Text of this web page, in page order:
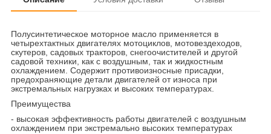
Полусинтетическое моторное масло применяется в
четырехтактных двигателях мотоциклов, мотовездеходов,
скутеров, садовых тракторов, снегоочистителей и другой
садовой техники, как с воздушным, так и жидкостным
охлаждением. Содержит противоизносные присадки,
предохраняющие детали двигателей от износа при
экстремальных нагрузках и высоких температурах.
Преимущества
- высокая эффективность работы двигателей с воздушным
охлаждением при экстремально высоких температурах